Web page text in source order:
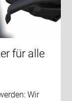
für alle
Wir